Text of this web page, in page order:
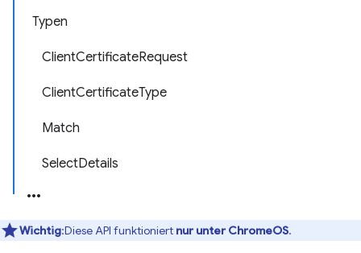
Typen
ClientCertificateRequest
ClientCertificateType
Match
SelectDetails
Wichtig:Diese API funktioniert nur unter ChromeOS.